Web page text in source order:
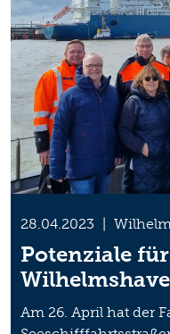
28.04.2023 |
Potenziale
Am 26. April hat der